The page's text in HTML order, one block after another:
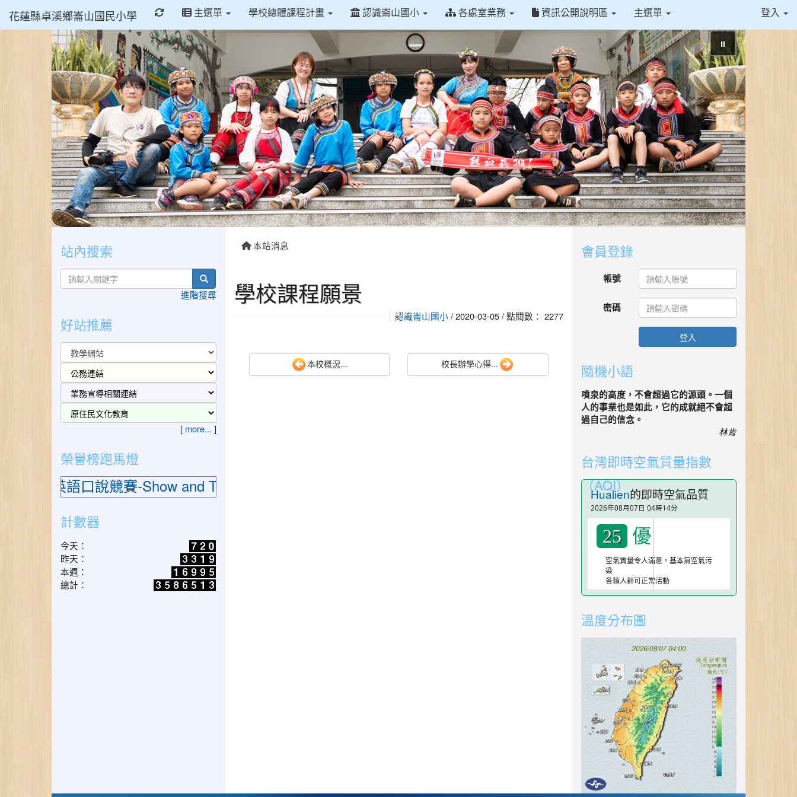
花蓮縣卓溪鄉崙山國民小學 重新取得佈景設定
主選單 學校總體課程計畫 認識崙山國小 各處室業務 資訊公開說明區 主選單 登入
⏸
本站消息
學校課程願景
認識崙山國小/ 2020-03-05 / 點閱數： 2277
本校概況... 校長辦學心得...
站內搜索
search
進階搜尋
好站推薦
[ more... ]
榮譽榜跑馬燈
英語口說競賽-Show and Tell 競賽榮獲優等，感謝指導老師余茹帆老師。
計數器
今天：
昨天：
本週：
總計：
會員登錄
帳號
密碼
登入
隨機小語
噴泉的高度，不會超過它的源頭。一個
人的事業也是如此，它的成就絕不會超
過自己的信念。
林肯
台灣即時空氣質量指數
（AQI）
Hualien的即時空氣品質
2026年08月07日 04時14分
25 優
空氣質量令人滿意，基本無空氣污
染
各類人群可正常活動
溫度分布圖